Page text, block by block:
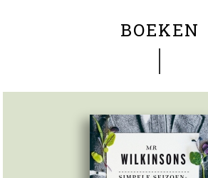
BOEKEN